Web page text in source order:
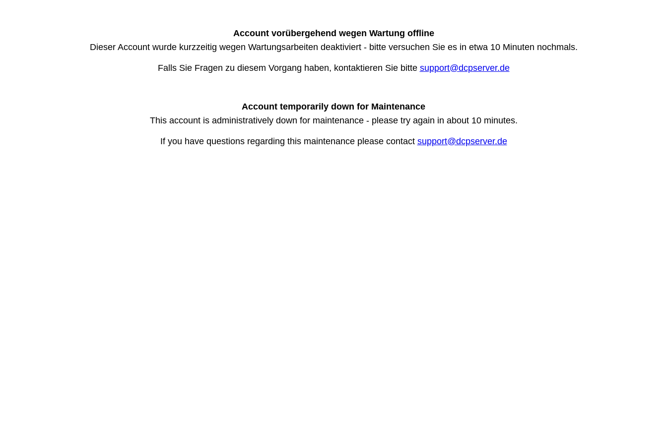
Account vorübergehend wegen Wartung offline
Dieser Account wurde kurzzeitig wegen Wartungsarbeiten deaktiviert - bitte versuchen Sie es in etwa 10 Minuten nochmals.
Falls Sie Fragen zu diesem Vorgang haben, kontaktieren Sie bitte support@dcpserver.de
Account temporarily down for Maintenance
This account is administratively down for maintenance - please try again in about 10 minutes.
If you have questions regarding this maintenance please contact support@dcpserver.de